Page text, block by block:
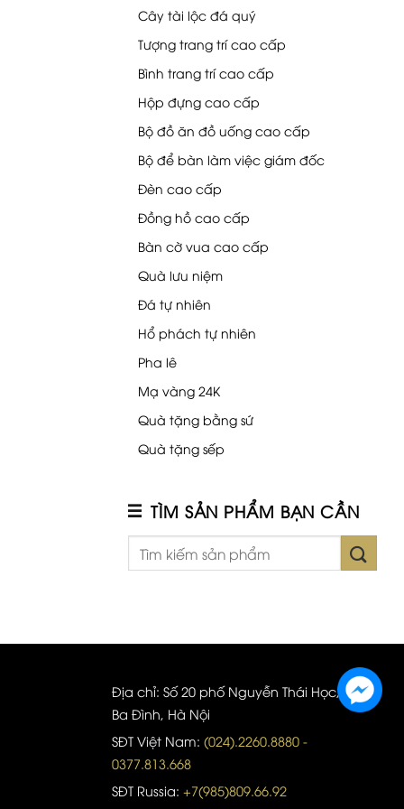
Cây tài lộc đá quý
Tượng trang trí cao cấp
Bình trang trí cao cấp
Hộp đựng cao cấp
Bộ đồ ăn đồ uống cao cấp
Bộ để bàn làm việc giám đốc
Đèn cao cấp
Đồng hồ cao cấp
Bàn cờ vua cao cấp
Quà lưu niệm
Đá tự nhiên
Hổ phách tự nhiên
Pha lê
Mạ vàng 24K
Quà tặng bằng sứ
Quà tặng sếp
TÌM SẢN PHẨM BẠN CẦN
Địa chỉ: Số 20 phố Nguyễn Thái Học, quận
Ba Đình, Hà Nội
SĐT Việt Nam: (024).2260.8880 -
0377.813.668
SĐT Russia: +7(985)809.66.92